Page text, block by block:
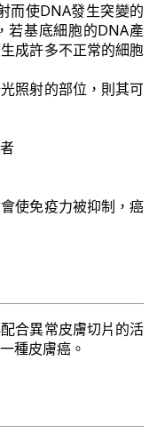
而使DNA發生突變的
若基底細胞的DNA產
成許多不正常的細胞
照射的部位，則其可
使免疫力被抑制，癌
合異常皮膚切片的活
種皮膚癌。